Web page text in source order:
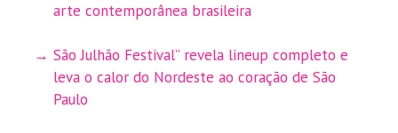
arte contemporânea brasileira
São Julhão Festival” revela lineup completo e
leva o calor do Nordeste ao coração de São
Paulo